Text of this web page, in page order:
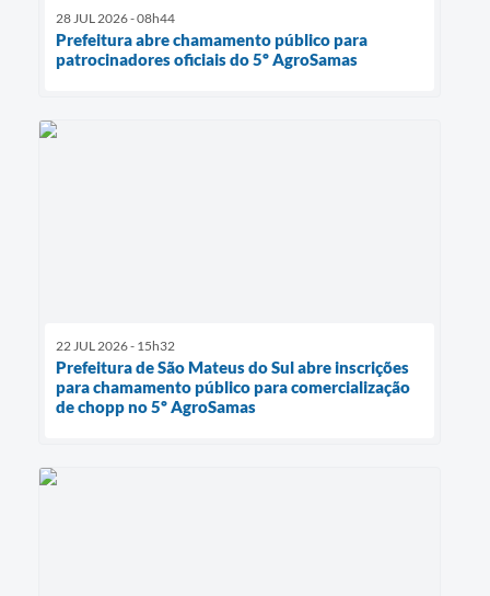
28 JUL 2026 - 08h44
Prefeitura abre chamamento público para
patrocinadores oficiais do 5º AgroSamas
22 JUL 2026 - 15h32
Prefeitura de São Mateus do Sul abre inscrições
para chamamento público para comercialização
de chopp no 5º AgroSamas